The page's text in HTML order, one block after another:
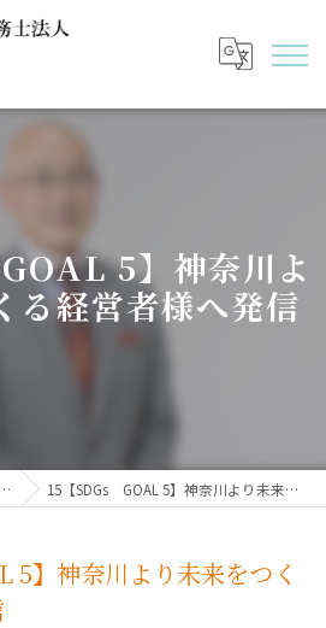
5】神奈川よ
る経営者様へ発信
15【SDGs GOAL 5】神奈川より未来をつくる経営者様へ発信
】神奈川より未来をつく